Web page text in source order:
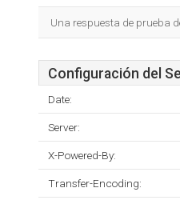
Una respuesta de prueba
Configuración del
Date:
Server:
X-Powered-By:
Transfer-Encoding: